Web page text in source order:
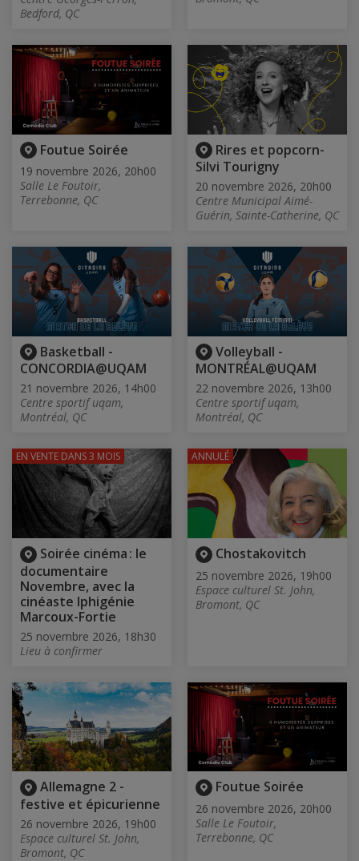
Bedford, QC
Foutue Soirée
19 novembre 2026, 20h00
Salle Le Foutoir,
Terrebonne, QC
Rires et popcorn-
Silvi Tourigny
20 novembre 2026, 20h00
Centre Municipal Aimé-
Guérin, Sainte-Catherine, QC
Basketball -
CONCORDIA@UQAM
21 novembre 2026, 14h00
Centre sportif uqam,
Montréal, QC
Volleyball -
MONTRÉAL@UQAM
22 novembre 2026, 13h00
Centre sportif uqam,
Montréal, QC
Soirée cinéma : le
documentaire
Novembre, avec la
cinéaste Iphigénie
Marcoux-Fortie
25 novembre 2026, 18h30
Lieu à confirmer
EN VENTE DANS 3 MOIS
Chostakovitch
25 novembre 2026, 19h00
Espace culturel St. John,
Bromont, QC
ANNULÉ
Allemagne 2 -
festive et épicurienne
26 novembre 2026, 19h00
Espace culturel St. John,
Bromont, QC
Foutue Soirée
26 novembre 2026, 20h00
Salle Le Foutoir,
Terrebonne, QC